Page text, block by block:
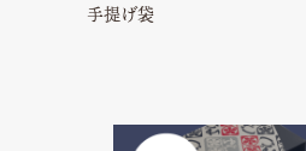
手提げ袋